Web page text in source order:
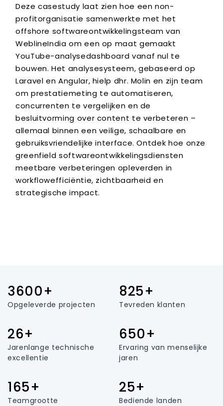
Deze casestudy laat zien hoe een non-
profitorganisatie samenwerkte met het
offshore softwareontwikkelingsteam van
WeblineIndia om een ​​op maat gemaakt
YouTube-analysedashboard vanaf nul te
bouwen. Het analysesysteem, gebaseerd op
Laravel en Angular, hielp dhr. Molin en zijn team
om prestatiemeting te automatiseren,
concurrenten te vergelijken en de
besluitvorming over content te verbeteren –
allemaal binnen een veilige, schaalbare en
gebruiksvriendelijke interface. Ontdek hoe onze
greenfield softwareontwikkelingsdiensten
meetbare verbeteringen opleverden in
workflowefficiëntie, zichtbaarheid en
strategische impact.
3600+
Opgeleverde projecten
825+
Tevreden klanten
26+
Jarenlange technische
excellentie
650+
Ervaring van menselijke
jaren
165+
Teamgrootte
25+
Bediende landen